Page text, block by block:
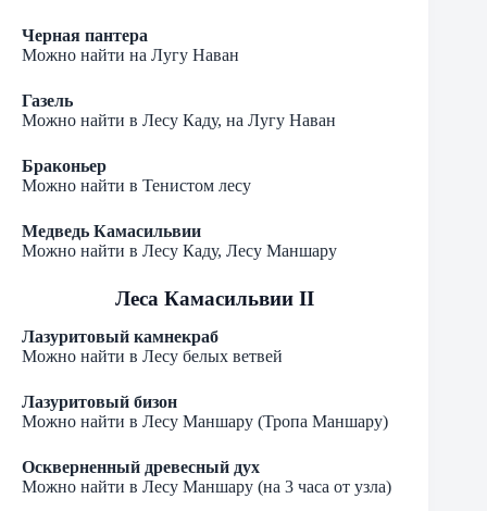
Черная пантера
Можно найти на Лугу Наван
Газель
Можно найти в Лесу Каду, на Лугу Наван
Браконьер
Можно найти в Тенистом лесу
Медведь Камасильвии
Можно найти в Лесу Каду, Лесу Маншару
Леса Камасильвии II
Лазуритовый камнекраб
Можно найти в Лесу белых ветвей
Лазуритовый бизон
Можно найти в Лесу Маншару (Тропа Маншару)
Оскверненный древесный дух
Можно найти в Лесу Маншару (на 3 часа от узла)